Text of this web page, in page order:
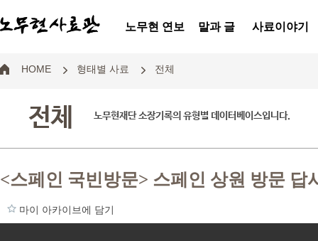
노무현 연보 말과 글 사료이야기
HOME 형태별 사료 전체
전체 노무현재단 소장기록의 유형별 데이터베이스입니다.
<스페인 국빈방문> 스페인 상원 방문 답
마이 아카이브에 담기